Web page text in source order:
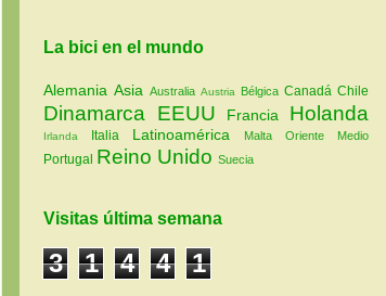
La bici en el mundo
Alemania Asia Australia Austria Bélgica Canadá Chile
Dinamarca EEUU Francia Holanda
Irlanda Italia Latinoamérica Malta Oriente Medio
Portugal Reino Unido Suecia
Visitas última semana
3 1 4 4 1